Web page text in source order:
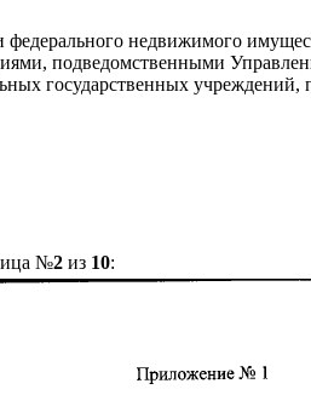
недвижимого
подведомственными
государственных
№2из 10: